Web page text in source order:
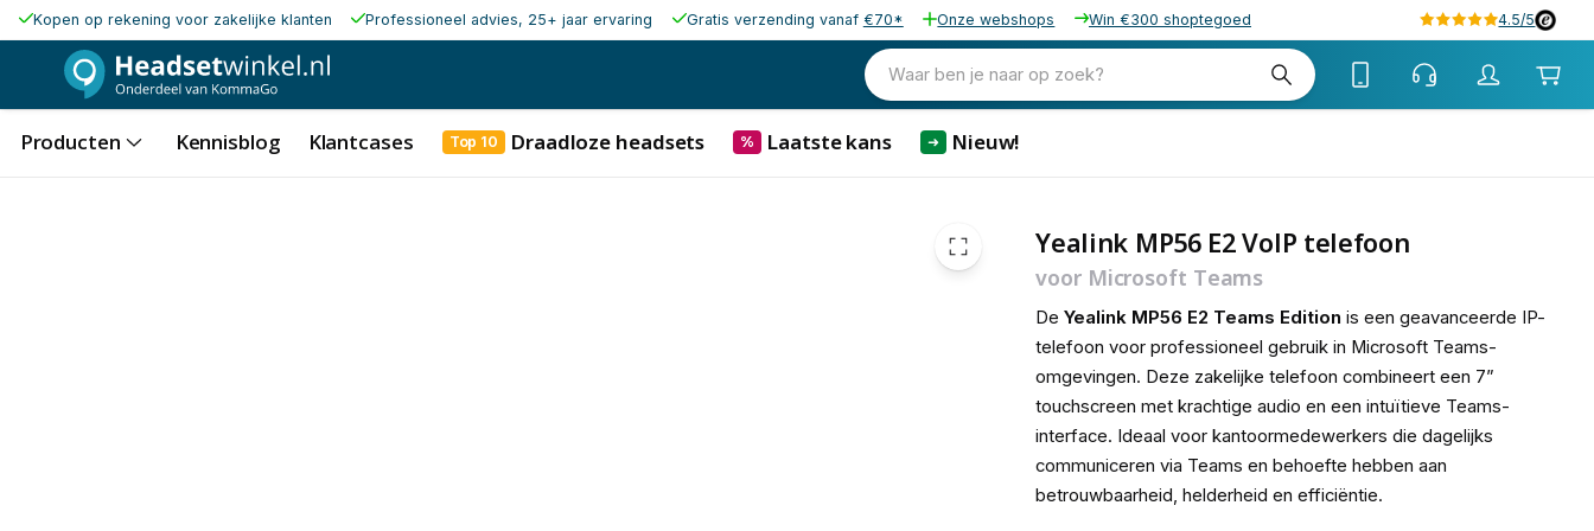
Kopen op rekening voor zakelijke klanten Professioneel advies, 25+ jaar ervaring Gratis verzending vanaf €70* Onze webshops Win €300 shoptegoed 4.5/5
Waar ben je naar op zoek?
Producten Kennisblog Klantcases Top 10 Draadloze headsets % Laatste kans ➜ Nieuw!
Yealink MP56 E2 VoIP telefoon
voor Microsoft Teams
DeYealink MP56 E2 Teams Edition iseengeavanceerde IP-
telefoonvoorprofessioneelgebruikin Microsoft Teams-
omgevingen. Deze zakelijketelefooncombineerteen 7”
touchscreenmetkrachtigeaudioeneenintuïtieve Teams-
interface. Ideaalvoorkantoormedewerkersdiedagelijks
communicerenvia Teamsenbehoeftehebbenaan
betrouwbaarheid,helderheidenefficiëntie.
259,00 excl. btw
313,39 incl. btw